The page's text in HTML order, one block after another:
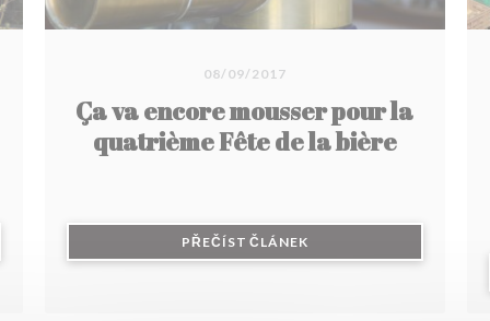
08/09/2017
Ça va encore mousser pour la
quatrième Fête de la bière
PŘEČÍST ČLÁNEK((OTEVŘE SE V NOVÉM